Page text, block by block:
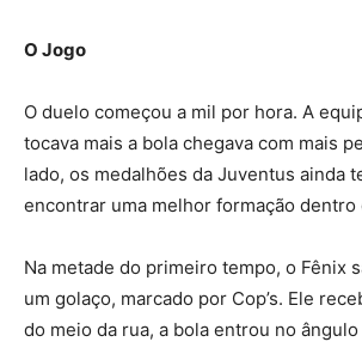
O Jogo
O duelo começou a mil por hora. A
tocava mais a bola chegava com mais
lado, os medalhões da Juventus ainda
encontrar uma melhor formação dentro
Na metade do primeiro tempo, o Fênix
um golaço, marcado por Cop’s. Ele
do meio da rua, a bola entrou no